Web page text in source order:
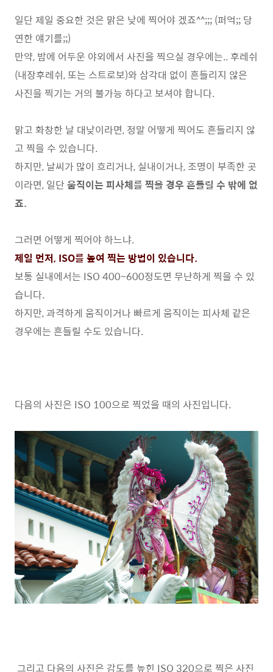
일단 제일 중요한 것은 맑은 낮에 찍어야 겠죠^^;;; (퍼억;; 당
연한 얘기를;;)
만약, 밤에 어두운 야외에서 사진을 찍으실 경우에는.. 후레쉬
(내장후레쉬, 또는 스트로보)와 삼각대 없이 흔들리지 않은
사진을 찍기는 거의 불가능 하다고 보셔야 합니다.
맑고 화창한 날 대낮이라면, 정말 어떻게 찍어도 흔들리지 않
고 찍을 수 있습니다.
하지만, 날씨가 많이 흐리거나, 실내이거나, 조명이 부족한 곳
이라면, 일단 움직이는 피사체를 찍을 경우 흔들릴 수 밖에 없
죠.
그러면 어떻게 찍어야 하느냐.
제일 먼저, ISO를 높여 찍는 방법이 있습니다.
보통 실내에서는 ISO 400~600정도면 무난하게 찍을 수 있
습니다.
하지만, 과격하게 움직이거나 빠르게 움직이는 피사체 같은
경우에는 흔들릴 수도 있습니다.
다음의 사진은 ISO 100으로 찍었을 때의 사진입니다.
그리고 다음의 사진은 감도를 높힌 ISO 320으로 찍은 사진